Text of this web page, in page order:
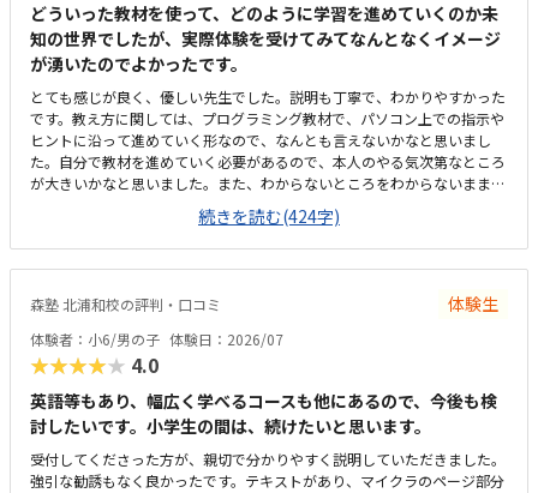
周辺は大通りで交通量が多く、路上での一時的な乗り降りが難しいため、
毎回専用駐車場に入れる必要があります。少し手間には感じますが、安全
面を考えると仕方がない部分でもあり、安心して送り迎えができる環境だ
と思っています。教室内は全体的にきれいに整っており、落ち着いた雰囲
気で学べる環境だと感じました。設備もきちんと手入れされていて、パソ
コンや机まわりも清潔に保たれているため、子どもが安心して集中できる
空間になっています。初めてのプログラミング学習でも不安なく取り組め
る環境が整っている点は、とても良い印象でした。教室の割引制度がある
ことで助かってはいますが、正規料金だけを見るとやはり高いと感じてい
ます。今は割引があるから続けられていますが、もしこの制度がなくなっ
ると景品と交換できる仕組みになっているため、子どもも毎回楽しみにし
ともなく、安心して続けられています。上記でお話したとおり、教室の雰
囲気や指導の進め方、独自の取り組みなど、総合的に満足しています。子
どもが楽しく通えており、成長を実感できる点が何よりありがたいです。
今後もこのまま安心して続けられればと思っています。
どういった教材を使って、どのように学習を進めていくのか未
知の世界でしたが、実際体験を受けてみてなんとなくイメージ
が湧いたのでよかったです。
とても感じが良く、優しい先生でした。説明も丁寧で、わかりやすかった
です。教え方に関しては、プログラミング教材で、パソコン上での指示や
ヒントに沿って進めていく形なので、なんとも言えないかなと思いまし
た。自分で教材を進めていく必要があるので、本人のやる気次第なところ
が大きいかなと思いました。また、わからないところをわからないまま適
当に進めず、きちんと質問し、確認しながらできるかどうかが懸念点で
す。家から近く、徒歩で子ども1人でも通わせることができそうなので、
そこは魅力的だなと思いました。こじんまりとした教室ですが、机や椅子
は綺麗でした。余計なものが置かれていないので勉強に集中できそうな環
境だと思いました。月額は習い事の中では高めかなと思います。ただ、パ
ソコンとその中にある教材を使用するため、高くなってしまうのは仕方な
いかなとも思います。マイクラが使われているということで子どもが興味
を持っていました。遊び感覚で学んでいけるのは良いと思います。
続きを読む(424字)
森塾 北浦和校の評判・口コミ 体験生
体験者：小6/男の子 体験日：2026/07
★★★★★ 4.0
英語等もあり、幅広く学べるコースも他にあるので、今後も検
討したいです。小学生の間は、続けたいと思います。
受付してくださった方が、親切で分かりやすく説明していただきました。
強引な勧誘もなく良かったです。テキストがあり、マイクラのページ部分